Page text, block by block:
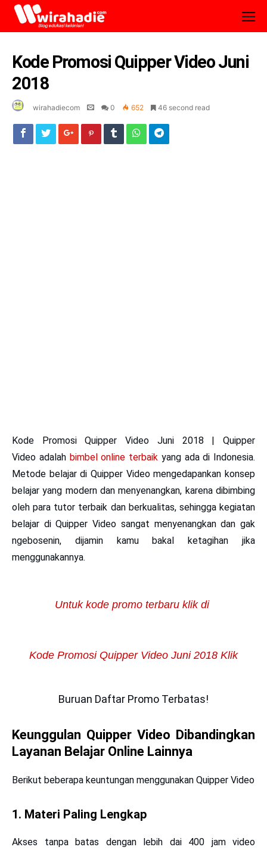
Kode Promosi Quipper Video Juni
2018
wirahadiecom 0 652 46 second read
Kode Promosi Quipper Video Juni 2018| Quipper
Video adalah bimbel online terbaik yang ada di Indonesia.
Metode belajar di Quipper Video mengedapankan konsep
belajar yang modern dan menyenangkan, karena dibimbing
oleh para tutor terbaik dan berkualitas, sehingga kegiatan
belajar di Quipper Video sangat menyenangkan dan gak
ngebosenin, dijamin kamu bakal ketagihan jika
menggunakannya.
Untuk kode promo terbaru klik di
Kode Promosi Quipper Video Juni 2018 Klik
Buruan Daftar Promo Terbatas!
Keunggulan Quipper Video Dibandingkan
Layanan Belajar Online Lainnya
Berikut beberapa keuntungan menggunakan Quipper Video
1. Materi Paling Lengkap
Akses tanpa batas dengan lebih dai 400 jam video